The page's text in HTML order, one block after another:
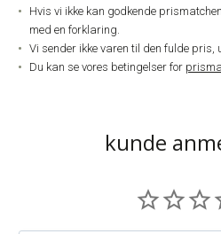
Hvis vi ikke kan godkende
med en forklaring.
Vi sender ikke varen til den fulde pris,
Du kan se vores betingelser for
kunde